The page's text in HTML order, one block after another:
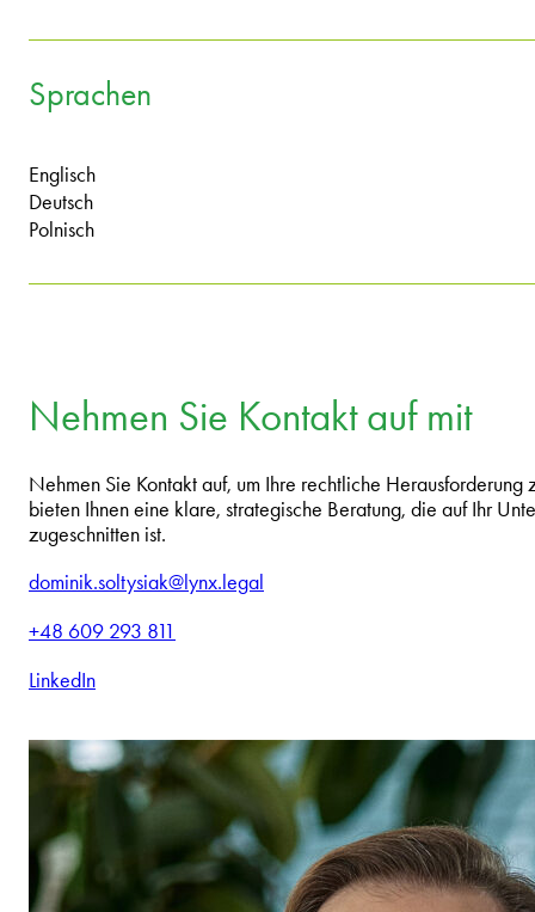
Sprachen
Englisch
Deutsch
Polnisch
Nehmen Sie Kontakt auf mit
Nehmen Sie Kontakt auf, um Ihre rechtliche Herausforderung
bieten Ihnen eine klare, strategische Beratung, die auf Ihr
zugeschnitten ist.
dominik.soltysiak@lynx.legal
+48 609 293 811
LinkedIn